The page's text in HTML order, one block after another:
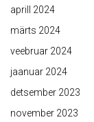
aprill 2024
märts 2024
veebruar 2024
jaanuar 2024
detsember 2023
november 2023